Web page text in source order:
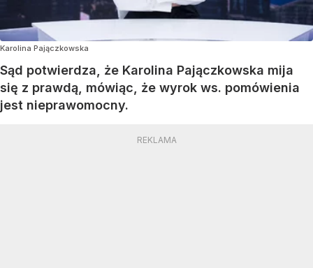
Karolina Pajączkowska
Sąd potwierdza, że Karolina Pajączkowska mija
się z prawdą, mówiąc, że wyrok ws. pomówienia
jest nieprawomocny.